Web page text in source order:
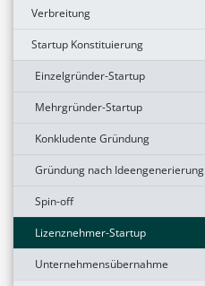
Verbreitung
Startup Konstituierung
Einzelgründer-Startup
Mehrgründer-Startup
Konkludente Gründung
Gründung nach Ideengenerierung
Spin-off
Lizenznehmer-Startup
Unternehmensübernahme